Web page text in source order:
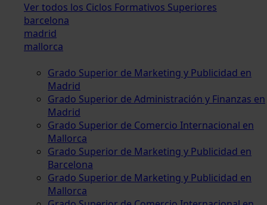
Ver todos los Ciclos Formativos Superiores
barcelona
madrid
mallorca
Grado Superior de Marketing y Publicidad en
Madrid
Grado Superior de Administración y Finanzas en
Madrid
Grado Superior de Comercio Internacional en
Mallorca
Grado Superior de Marketing y Publicidad en
Barcelona
Grado Superior de Marketing y Publicidad en
Mallorca